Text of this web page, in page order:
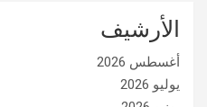
الأرشيف
أغسطس 2026
يوليو 2026